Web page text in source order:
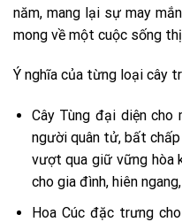
năm, mang lại sự may
mong về một cuộc sống
Ý nghĩa của từng loại cây
Cây Tùng đại diện cho
người quân tử, bất
vượt qua giữ vững hòa
cho gia đình, hiên
Hoa Cúc đặc trưng